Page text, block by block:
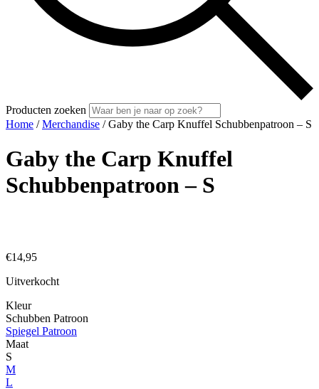
Producten zoeken
Home /Merchandise / Gaby the Carp Knuffel Schubbenpatroon – S
Gaby the Carp Knuffel
Schubbenpatroon – S
€14,95
Uitverkocht
Kleur
Schubben Patroon
Spiegel Patroon
Maat
S
M
L